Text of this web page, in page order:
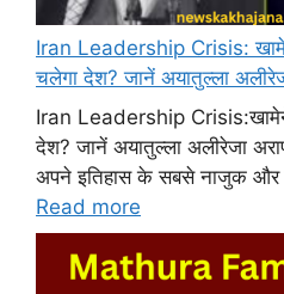
Iran Leadership Crisis:
चलेगा देश? जानें अयातुल्ला
Iran Leadership
देश? जानें अयातुल्ला अलीरेजा
अपने इतिहास के सबसे नाजुक और
Read more